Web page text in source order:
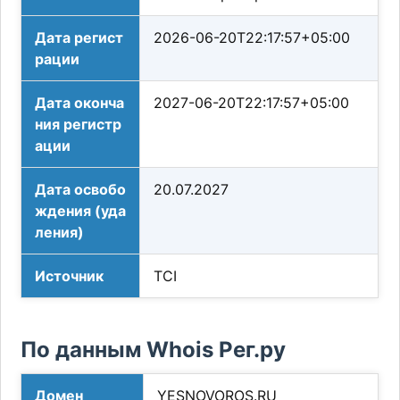
Дата регист
рации
2026-06-20T22:17:57+05:00
Дата оконча
ния регистр
ации
2027-06-20T22:17:57+05:00
Дата освобо
ждения (уда
ления)
20.07.2027
Источник TCI
По данным Whois Рег.ру
Домен YESNOVOROS.RU